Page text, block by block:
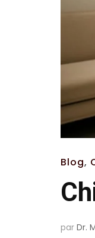
Blog,
par Dr.